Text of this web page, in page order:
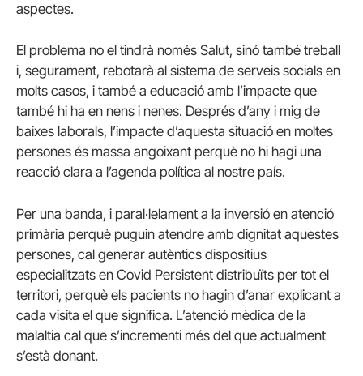
aspectes.
El problema no el tindrà només Salut, sinó també treball
i, segurament, rebotarà al sistema de serveis socials en
molts casos, i també a educació amb l’impacte que
també hi ha en nens i nenes. Després d’any i mig de
baixes laborals, l’impacte d’aquesta situació en moltes
persones és massa angoixant perquè no hi hagi una
reacció clara a l’agenda política al nostre país.
Per una banda, i paral·lelament a la inversió en atenció
primària perquè puguin atendre amb dignitat aquestes
persones, cal generar autèntics dispositius
especialitzats en Covid Persistent distribuïts per tot el
territori, perquè els pacients no hagin d’anar explicant a
cada visita el que significa. L’atenció mèdica de la
malaltia cal que s’incrementi més del que actualment
s’està donant.